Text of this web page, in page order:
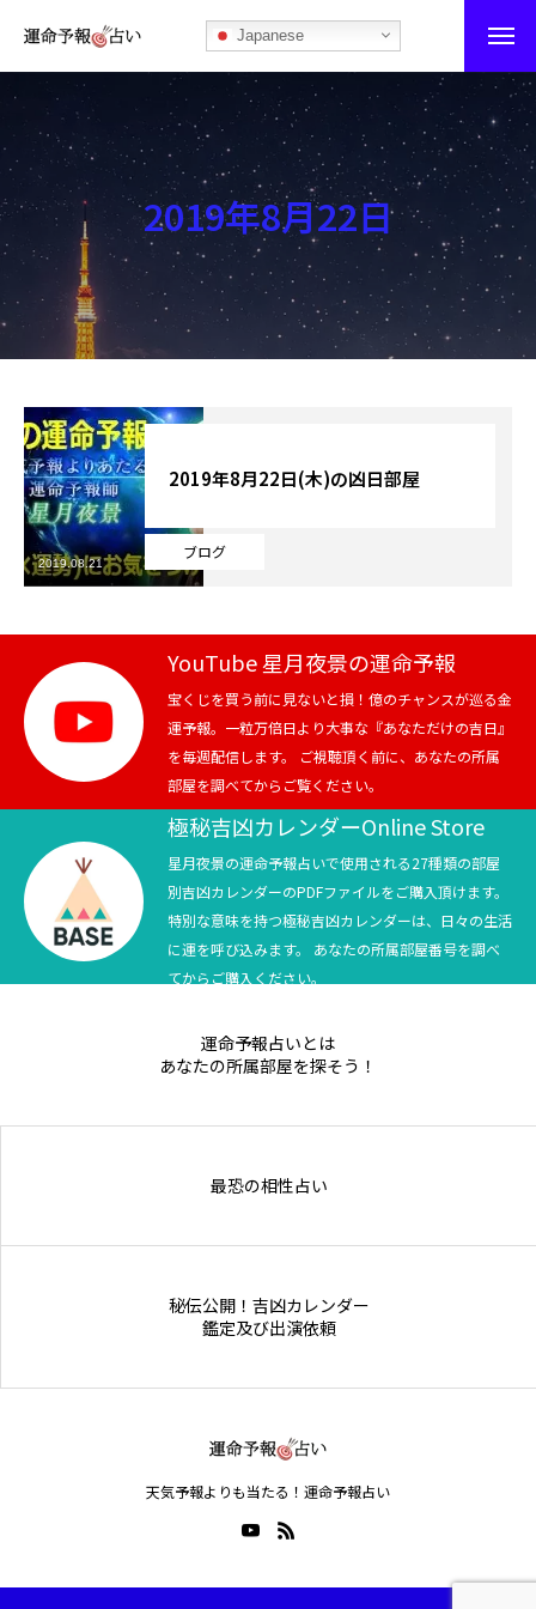
Japanese
運命予報占い
運命予報占いとは
あなたの所属部屋を探そう！
最恐の相性占い
秘伝公開！吉凶カレンダー
記事カテゴリー
ブログ
お知らせ
芸能界
テニス
スポーツ
競馬
テニス四大大会・五輪
テニス四大大会・五輪
2019年8月22日
ブログ
2019年8月22日(木)の凶日部屋
2019.08.21
YouTube 星月夜景の運命予報
宝くじを買う前に見ないと損！億のチャンスが巡る金
運予報。一粒万倍日より大事な『あなただけの吉日』
を毎週配信します。 ご視聴頂く前に、あなたの所属
部屋を調べてからご覧ください。
極秘吉凶カレンダーOnline Store
星月夜景の運命予報占いで使用される27種類の部屋
別吉凶カレンダーのPDFファイルをご購入頂けます。
特別な意味を持つ極秘吉凶カレンダーは、日々の生活
に運を呼び込みます。 あなたの所属部屋番号を調べ
てからご購入ください。
運命予報占いとは
あなたの所属部屋を探そう！
最恐の相性占い
秘伝公開！吉凶カレンダー
鑑定及び出演依頼
天気予報よりも当たる！運命予報占い